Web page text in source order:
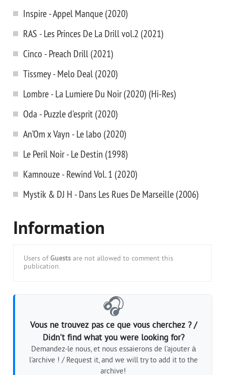
Inspire - Appel Manque (2020)
RAS - Les Princes De La Drill vol.2 (2021)
Cinco - Preach Drill (2021)
Tissmey - Melo Deal (2020)
Lombre - La Lumiere Du Noir (2020) (Hi-Res)
Oda - Puzzle d'esprit (2020)
An’Om x Vayn - Le labo (2020)
Le Peril Noir - Le Destin (1998)
Kamnouze - Rewind Vol. 1 (2020)
Mystik & DJ H - Dans Les Rues De Marseille (2006)
Information
Users of Guests are not allowed to comment this
publication.
🎧
Vous ne trouvez pas ce que vous cherchez ? /
Didn't find what you were looking for?
Demandez-le nous, et nous essaierons de l'ajouter à
l'archive ! / Request it, and we will try to add it to the
archive!